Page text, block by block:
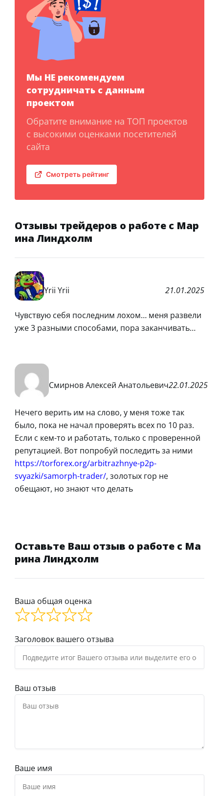
Мы НЕ рекомендуем
сотрудничать с данным
проектом
Обратите внимание на ТОП проектов
с высокими оценками посетителей
сайта
Смотреть рейтинг
Отзывы трейдеров о работе с Мар
ина Линдхолм
Yrii Yrii 21.01.2025
Чувствую себя последним лохом… меня развели
уже 3 разными способами, пора заканчивать…
Смирнов Алексей Анатольевич22.01.2025
Нечего верить им на слово, у меня тоже так
было, пока не начал проверять всех по 10 раз.
Если с кем-то и работать, только с проверенной
репутацией. Вот попробуй последить за ними
https://torforex.org/arbitrazhnye-p2p-
svyazki/samorph-trader/, золотых гор не
обещают, но знают что делать
Оставьте Ваш отзыв о работе с Ма
рина Линдхолм
Ваша общая оценка
Заголовок вашего отзыва
Ваш отзыв
Ваше имя